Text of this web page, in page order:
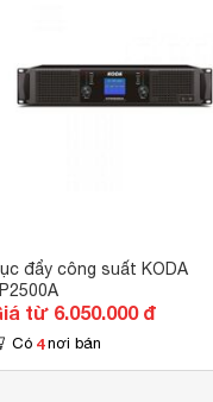
đẩy công suất KODA
từ 6.050.000 đ
Có 4 nơi bán